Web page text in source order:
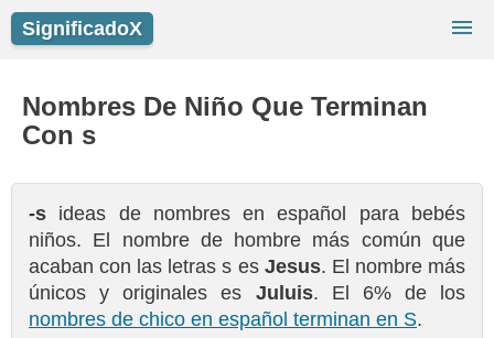
SignificadoX
Nombres Populares
Nombres De Niño Que Terminan
Con s
-s ideas de nombres en español para bebés
niños. El nombre de hombre más común que
acaban con las letras s es Jesus. El nombre más
únicos y originales es Juluis. El 6% de los
nombres de chico en español terminan en S.